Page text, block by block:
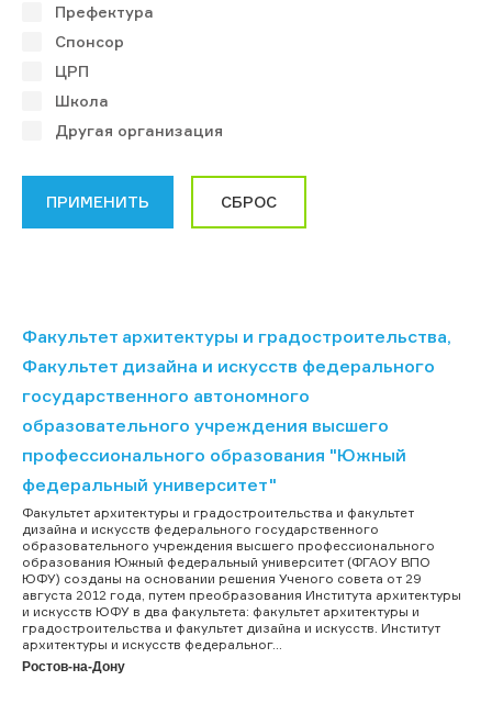
Префектура
Спонсор
ЦРП
Школа
Другая организация
Факультет архитектуры и градостроительства,
Факультет дизайна и искусств федерального
государственного автономного
образовательного учреждения высшего
профессионального образования "Южный
федеральный университет"
Факультет архитектуры и градостроительства и факультет
дизайна и искусств федерального государственного
образовательного учреждения высшего профессионального
образования Южный федеральный университет (ФГАОУ ВПО
ЮФУ) созданы на основании решения Ученого совета от 29
августа 2012 года, путем преобразования Института архитектуры
и искусств ЮФУ в два факультета: факультет архитектуры и
градостроительства и факультет дизайна и искусств. Институт
архитектуры и искусств федеральног...
Ростов-на-Дону